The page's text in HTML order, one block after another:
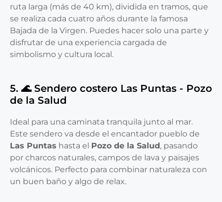
ruta larga (más de 40 km), dividida en tramos, que
se realiza cada cuatro años durante la famosa
Bajada de la Virgen. Puedes hacer solo una parte y
disfrutar de una experiencia cargada de
simbolismo y cultura local.
5. 🌊 Sendero costero Las Puntas - Pozo
de la Salud
Ideal para una caminata tranquila junto al mar.
Este sendero va desde el encantador pueblo de
Las Puntas hasta el Pozo de la Salud, pasando
por charcos naturales, campos de lava y paisajes
volcánicos. Perfecto para combinar naturaleza con
un buen baño y algo de relax.